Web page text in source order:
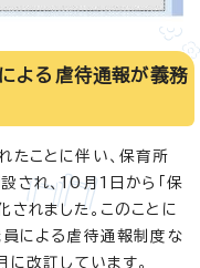
よる虐待通報が義務
ことに伴い、保育所
され、10月1日から「保
れました。このことに
員による虐待通報制度な
に改訂しています。